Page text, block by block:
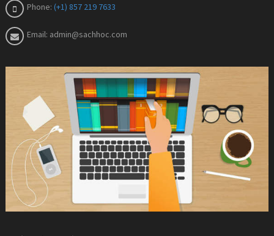
Phone: (+1) 857 219 7633
Email: admin@sachhoc.com